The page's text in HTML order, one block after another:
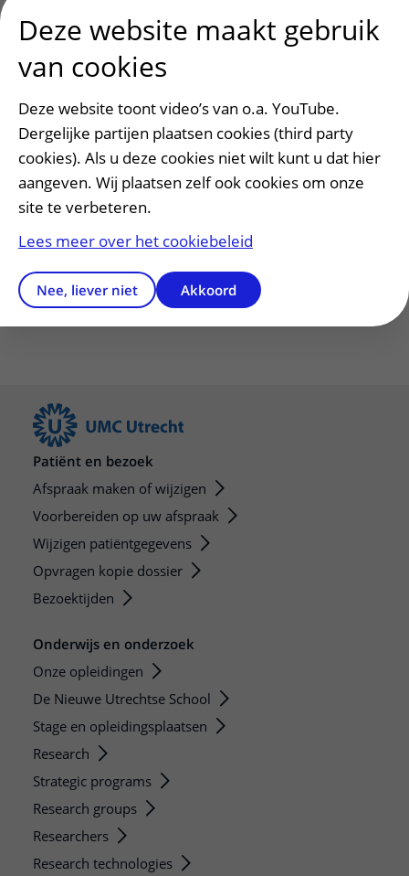
toekomst kunnen verpleegkundigen real timevitale
informatie monitoren en overal in het ziekenhuis
het elektronisch patiëntdossier inzien.
Gezichtsherkenning
De verpleegkundige krijgt toegang tot de
zorgtelefoon door zijn of haar gezicht te tonen. De
gezichtsherkenning werkt ook wanneer de
zorgverlener een mondkapje draagt. Met de iPhone
12 mini levert het UMC Utrecht een
Vragen, opmerkingen of tips voor de redactie?
Patiënt en bezoek
Afspraak maken of wijzigen
Voorbereiden op uw afspraak
Wijzigen patiëntgegevens
Opvragen kopie dossier
Bezoektijden
Onderwijs en onderzoek
Onze opleidingen
De Nieuwe Utrechtse School
Stage en opleidingsplaatsen
Research
Strategic programs
Research groups
Researchers
Research technologies
Deze website maakt gebruik
van cookies
Deze website toont video’s van o.a. YouTube.
Dergelijke partijen plaatsen cookies (third party
cookies). Als u deze cookies niet wilt kunt u dat hier
aangeven. Wij plaatsen zelf ook cookies om onze
site te verbeteren.
Lees meer over het cookiebeleid
Nee, liever niet Akkoord